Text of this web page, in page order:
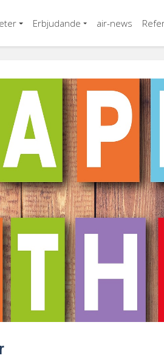
Erbjudande
Injustering
Service och underhåll
Rensning
Teknik och innovation
Styr- och övervakning
Helhetsåtagande
Installation
Styr- och övervakning
Injustering
Energieffektivisering
Helhetsåtagande
air-news